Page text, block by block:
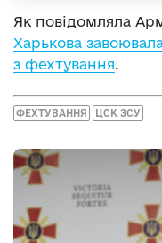
Як повідомляла
Харькова
з фехтування.
ФЕХТУВАННЯ ЦСК ЗСУ